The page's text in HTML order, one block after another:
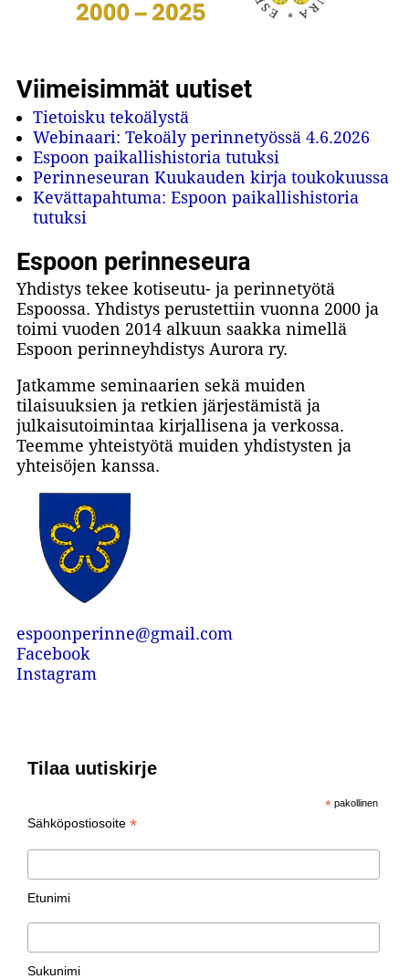
Viimeisimmät uutiset
Tietoisku tekoälystä
Webinaari: Tekoäly perinnetyössä 4.6.2026
Espoon paikallishistoria tutuksi
Perinneseuran Kuukauden kirja toukokuussa
Kevättapahtuma: Espoon paikallishistoria
tutuksi
Espoon perinneseura
Yhdistys tekee kotiseutu- ja perinnetyötä
Espoossa. Yhdistys perustettiin vuonna 2000 ja
toimi vuoden 2014 alkuun saakka nimellä
Espoon perinneyhdistys Aurora ry.
Jatkamme seminaarien sekä muiden
tilaisuuksien ja retkien järjestämistä ja
julkaisutoimintaa kirjallisena ja verkossa.
Teemme yhteistyötä muiden yhdistysten ja
yhteisöjen kanssa.
espoonperinne@gmail.com
Facebook
Instagram
Tilaa uutiskirje
* pakollinen
Sähköpostiosoite*
Etunimi
Sukunimi